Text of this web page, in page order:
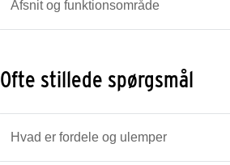
Afsnit og funktionsområde
Ofte stillede spørgsmål
Hvad er fordele og ulemper